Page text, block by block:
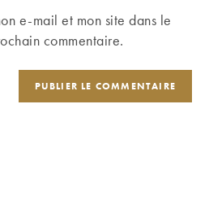
e-mail et mon site dans le
commentaire.